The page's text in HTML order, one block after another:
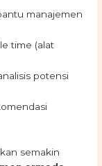
manajemen
time (alat
potensi
semakin